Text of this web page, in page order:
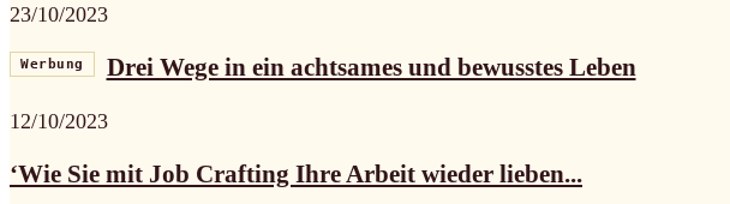
23/10/2023
Werbung Drei Wege in ein achtsames und bewusstes Leben
12/10/2023
‘Wie Sie mit Job Crafting Ihre Arbeit wieder lieben...